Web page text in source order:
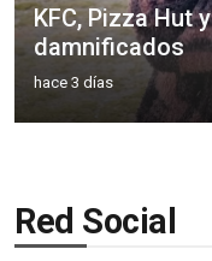
KFC, Pizza Hut
damnificados
hace 3 días
Red Social